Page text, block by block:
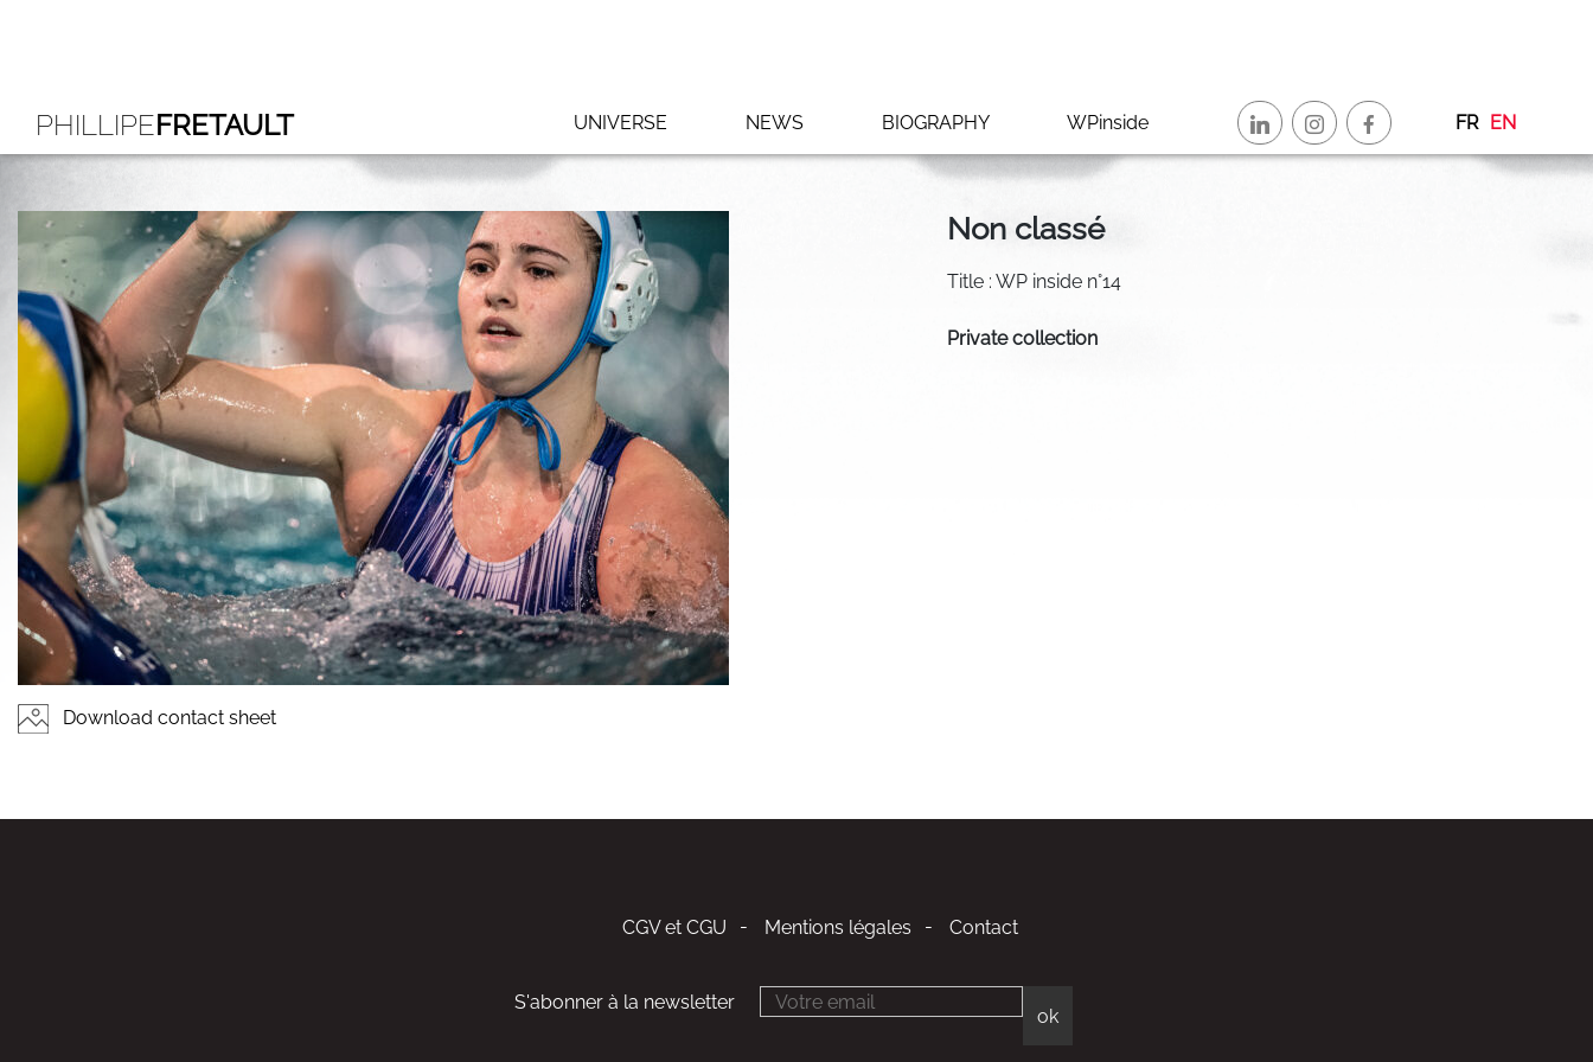
PHILLIPEFRETAULT UNIVERSE NEWS BIOGRAPHY WPinside FR EN
Download contact sheet
Non classé
Title : WP inside n°14
Private collection
CGV et CGU Mentions légales Contact
S'abonner à la newsletter